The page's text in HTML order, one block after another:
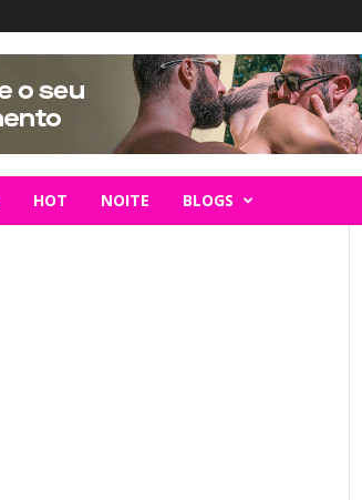
HOT NOITE BLOGS